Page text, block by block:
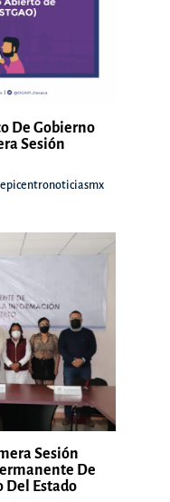
De Gobierno
Sesión
epicentronoticiasmx
Sesión
De
Del Estado